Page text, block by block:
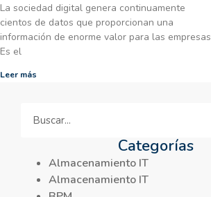
La sociedad digital genera continuamente
cientos de datos que proporcionan una
información de enorme valor para las
Es el
Leer más
Categorías
Almacenamiento IT
Almacenamiento IT